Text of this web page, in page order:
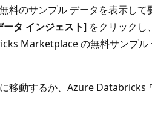
料のサンプル データを表示して
ータ インジェスト] をクリックし
Marketplace の無料サンプル
に移動するか、Azure Databricks